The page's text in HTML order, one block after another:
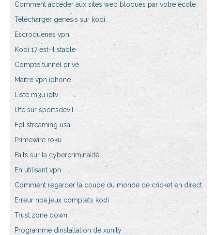
Comment accéder aux sites web bloqués par votre école
Télécharger genesis sur kodi
Escroqueries vpn
Kodi 17 est-il stable
Compte tunnel privé
Maître vpn iphone
Liste m3u iptv
Ufc sur sportsdevil
Epl streaming usa
Primewire roku
Faits sur la cybercriminalité
En utilisant vpn
Comment regarder la coupe du monde de cricket en direct
Erreur nba jeux complets kodi
Trust.zone down
Programme dinstallation de xunity